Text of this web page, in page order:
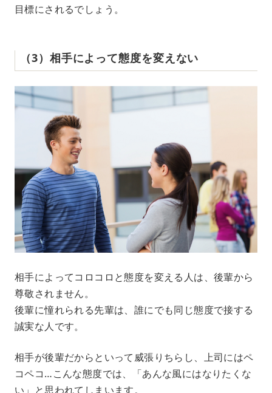
目標にされるでしょう。
（3）相手によって態度を変えない
相手によってコロコロと態度を変える人は、後輩から
尊敬されません。
後輩に憧れられる先輩は、誰にでも同じ態度で接する
誠実な人です。
相手が後輩だからといって威張りちらし、上司にはペ
コペコ…こんな態度では、「あんな風にはなりたくな
い」と思われてしまいます。